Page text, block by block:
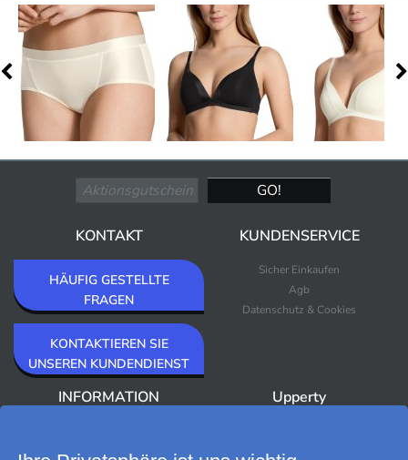
KONTAKT
HÄUFIG GESTELLTE
FRAGEN
KONTAKTIEREN SIE
UNSEREN KUNDENDIENST
KUNDENSERVICE
Sicher Einkaufen
Agb
Datenschutz & Cookies
INFORMATION
Newsletter
Upperty
Bestseller